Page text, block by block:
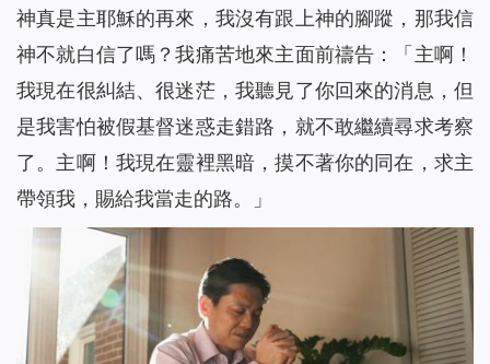
神真是主耶穌的再來，我沒有跟上神的腳蹤，那我信
神不就白信了嗎？我痛苦地來主面前禱告：「主啊！
我現在很糾結、很迷茫，我聽見了你回來的消息，但
是我害怕被假基督迷惑走錯路，就不敢繼續尋求考察
了。主啊！我現在靈裡黑暗，摸不著你的同在，求主
帶領我，賜給我當走的路。」